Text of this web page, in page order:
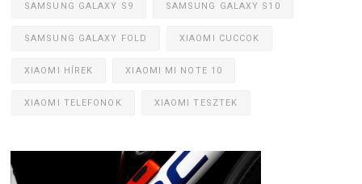
SAMSUNG GALAXY S9 SAMSUNG GALAXY S10
SAMSUNG GALAXY FOLD XIAOMI CUCCOK
XIAOMI HÍREK XIAOMI MI NOTE 10
XIAOMI TELEFONOK XIAOMI TESZTEK